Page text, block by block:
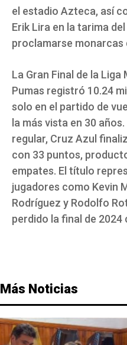
el estadio Azteca, así
Erik Lira en la tarima
proclamarse monarcas
La Gran Final de la
Pumas registró 10.24
solo en el partido de
la más vista en 30
regular, Cruz Azul
con 33 puntos,
empates. El título
jugadores como Kevin
Rodríguez y Rodolfo
perdido la final de
Más Noticias